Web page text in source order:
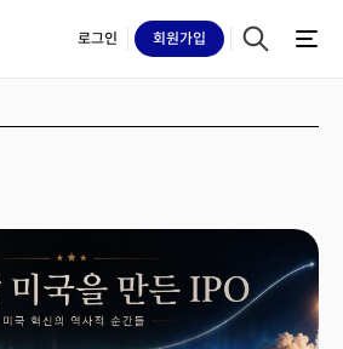
로그인 회원가입